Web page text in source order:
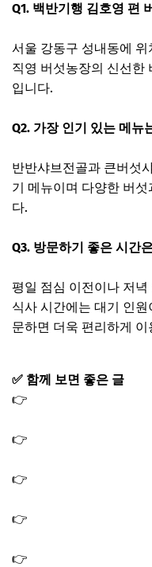
Q1. 백반기행 김호영 편
서울 강동구 성내동에 위
직영 버섯농장의 신선한
입니다.
Q2. 가장 인기 있는 메뉴
반반샤브전골과 큰버섯
기 메뉴이며 다양한 버
다.
Q3. 방문하기 좋은 시간
평일 점심 이전이나 저
식사 시간에는 대기 인
문하면 더욱 편리하게
✅ 함께 보면 좋은 글
👉
👉
👉
👉
👉